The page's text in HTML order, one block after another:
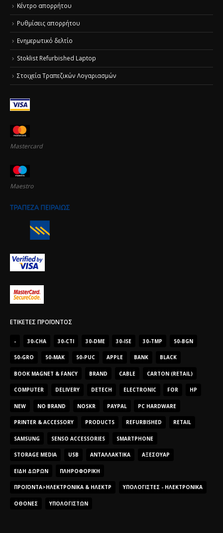
Κέντρο απορρήτου
Ρυθμίσεις απορρήτου
Ενημερωτικό δελτίο
Stoklist Refurbished Laptop
Στοιχεία Τραπεζικών Λογαριασμών
Mastercard
Maestro
ΕΤΙΚΈΤΕΣ ΠΡΟΪΌΝΤΟΣ
- 30-CHA 30-CTI 30-DME 30-ISE 30-TMP 50-BGN
50-GRO 50-MAK 50-PUC APPLE BANK BLACK
BOOK MAGNET & FANCY BRAND CABLE CARTON (RETAIL)
COMPUTER DELIVERY DETECH ELECTRONIC FOR HP
NEW NO BRAND NOSKR PAYPAL PC HARDWARE
PRINTER & ACCESSORY PRODUCTS REFURBISHED RETAIL
SAMSUNG SENSO ACCESSORIES SMARTPHONE
STORAGE MEDIA USB ΑΝΤΑΛΛΑΚΤΙΚΆ ΑΞΕΣΟΥΆΡ
ΕΊΔΗ ΔΏΡΩΝ ΠΛΗΡΟΦΟΡΙΚΉ
ΠΡΟΪΌΝΤΑ>ΗΛΕΚΤΡΟΝΙΚΆ & ΗΛΕΚΤΡ ΥΠΟΛΟΓΙΣΤΈΣ - ΗΛΕΚΤΡΟΝΙΚΆ
ΟΘΌΝΕΣ ΥΠΟΛΟΓΙΣΤΏΝ